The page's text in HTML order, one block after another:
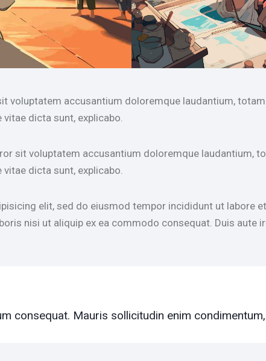
voluptatem accusantium doloremque laudantium,
dicta sunt, explicabo.
sit voluptatem accusantium doloremque laudantium,
dicta sunt, explicabo.
elit, sed do eiusmod tempor incididunt ut labore
nisi ut aliquip ex ea commodo consequat. Duis aute
consequat. Mauris sollicitudin enim